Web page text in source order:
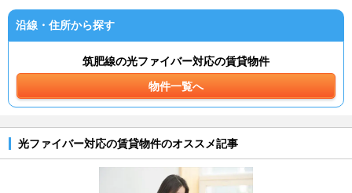
沿線・住所から探す
筑肥線の光ファイバー対応の賃貸物件
物件一覧へ
光ファイバー対応の賃貸物件のオススメ記事